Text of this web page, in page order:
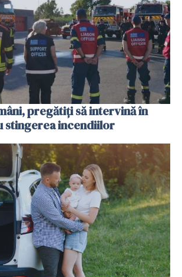
pregătiţi să intervină în
stingerea incendiilor